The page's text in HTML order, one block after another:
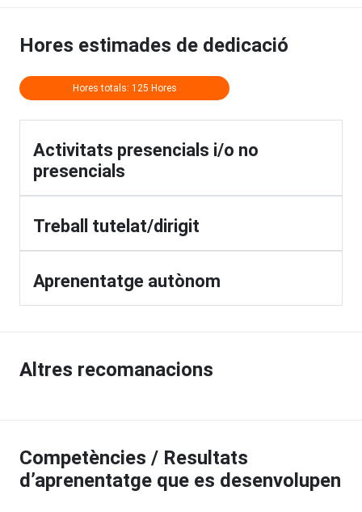
Hores estimades de dedicació
Hores totals: 125 Hores
Activitats presencials i/o no
presencials
Treball tutelat/dirigit
Aprenentatge autònom
Altres recomanacions
Competències / Resultats
d’aprenentatge que es desenvolupen